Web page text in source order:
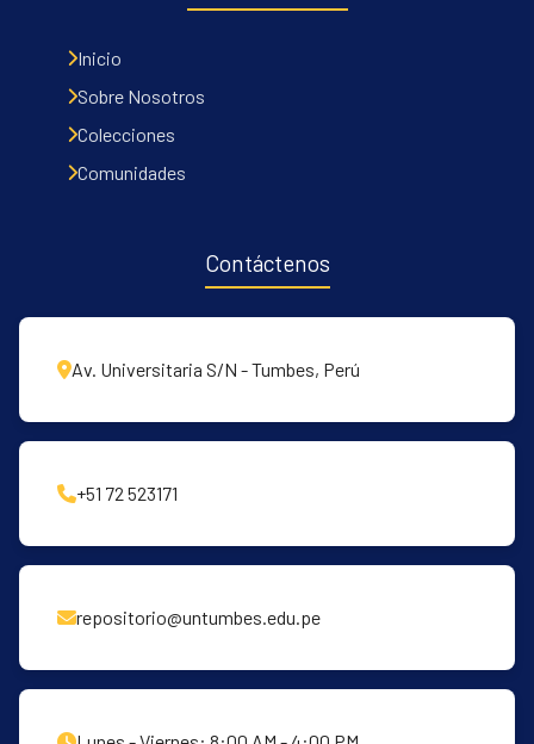
Inicio
Sobre Nosotros
Colecciones
Comunidades
Contáctenos
Av. Universitaria S/N - Tumbes, Perú
+51 72 523171
repositorio@untumbes.edu.pe